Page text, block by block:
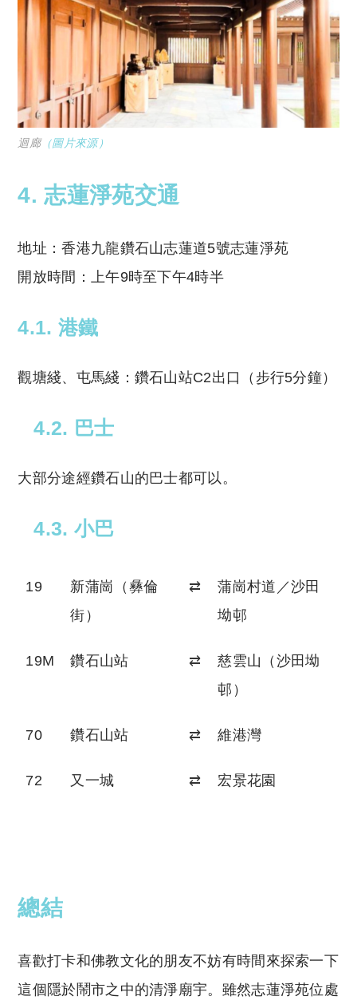
迴廊（圖片來源）
4. 志蓮淨苑交通
地址：香港九龍鑽石山志蓮道5號志蓮淨苑
開放時間：上午9時至下午4時半
4.1. 港鐵
觀塘綫、屯馬綫：鑽石山站C2出口（步行5分鐘）
4.2. 巴士
大部分途經鑽石山的巴士都可以。
4.3. 小巴
19
新蒲崗（彝倫
街）
⇄
蒲崗村道／沙田
坳邨
19M 鑽石山站 ⇄
慈雲山（沙田坳
邨）
70 鑽石山站 ⇄ 維港灣
72 又一城 ⇄ 宏景花園
總結
喜歡打卡和佛教文化的朋友不妨有時間來探索一下
這個隱於鬧市之中的清淨廟宇。雖然志蓮淨苑位處